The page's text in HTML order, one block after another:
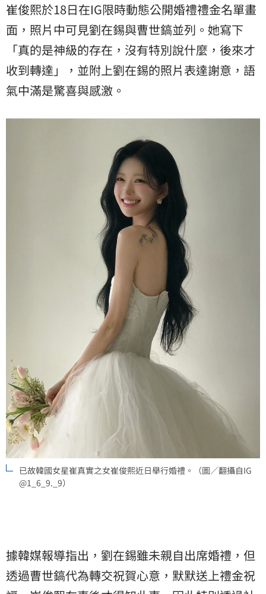
崔俊熙於18日在IG限時動態公開婚禮禮金名單畫
面，照片中可見劉在錫與曹世鎬並列。她寫下
「真的是神級的存在，沒有特別說什麼，後來才
收到轉達」，並附上劉在錫的照片表達謝意，語
氣中滿是驚喜與感激。
已故韓國女星崔真實之女崔俊熙近日舉行婚禮。（圖／翻攝自IG
@1_6_9._9）
據韓媒報導指出，劉在錫雖未親自出席婚禮，但
透過曹世鎬代為轉交祝賀心意，默默送上禮金祝